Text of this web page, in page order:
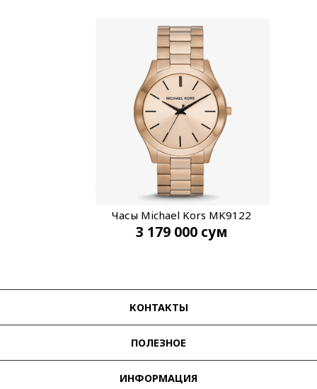
Часы Michael Kors MK9122
3 179 000 сум
КОНТАКТЫ
ПОЛЕЗНОЕ
ИНФОРМАЦИЯ